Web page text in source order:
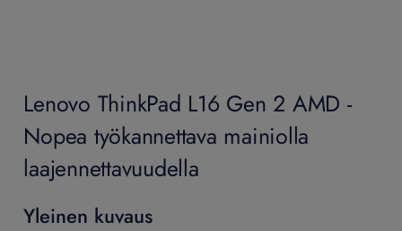
Lenovo ThinkPad L16 Gen 2 AMD -
Nopea työkannettava mainiolla
laajennettavuudella
Yleinen kuvaus